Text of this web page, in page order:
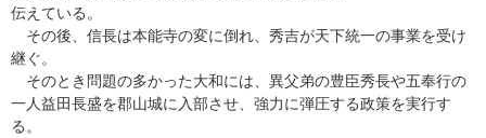
伝えている。
その後、信長は本能寺の変に倒れ、秀吉が天下統一の事業を受け
継ぐ。
そのとき問題の多かった大和には、異父弟の豊臣秀長や五奉行の
一人益田長盛を郡山城に入部させ、強力に弾圧する政策を実行す
る。